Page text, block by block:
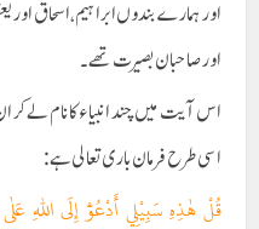
اور ہمارے بندوں ابراہیم، اسحاق اور
اور صاحبان بصیرت تھے۔
اس آیت میں چند انبیاء کانام لے
اسی طرح فرمان باری تعالی ہے:
قُلْ هٰذِهِ سَبِيْلِي أَدْعُوْٓ إِلَى اللهِ